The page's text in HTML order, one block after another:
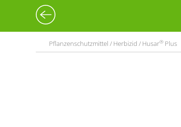
Pflanzenschutzmittel / Herbizid / Husar® Plus